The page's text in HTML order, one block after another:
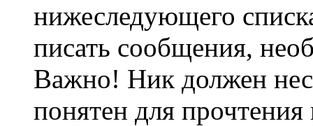
нижеследующего
писать сообщения,
Важно! Ник должен
понятен для